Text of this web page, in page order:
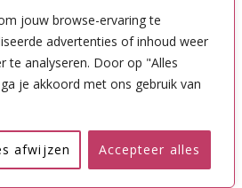
jouw browse-ervaring te
advertenties of inhoud weer
te analyseren. Door op "Alles
je akkoord met ons gebruik van
afwijzen Accepteer alles
blijvenBooking.com
voor een hostel? Check
wandeltours aan in Spanje
je bijBaja Bikeszijn.